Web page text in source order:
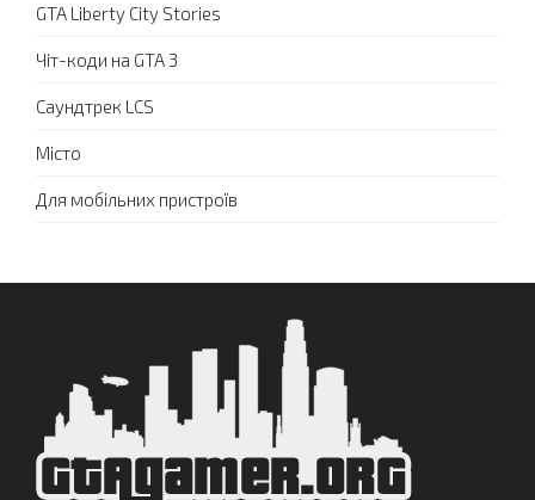
GTA Liberty City Stories
Чіт-коди на GTA 3
Саундтрек LCS
Місто
Для мобільних пристроїв